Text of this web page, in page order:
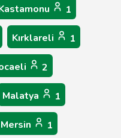
1
Kırklareli 1
2
Malatya 1
Mersin 1